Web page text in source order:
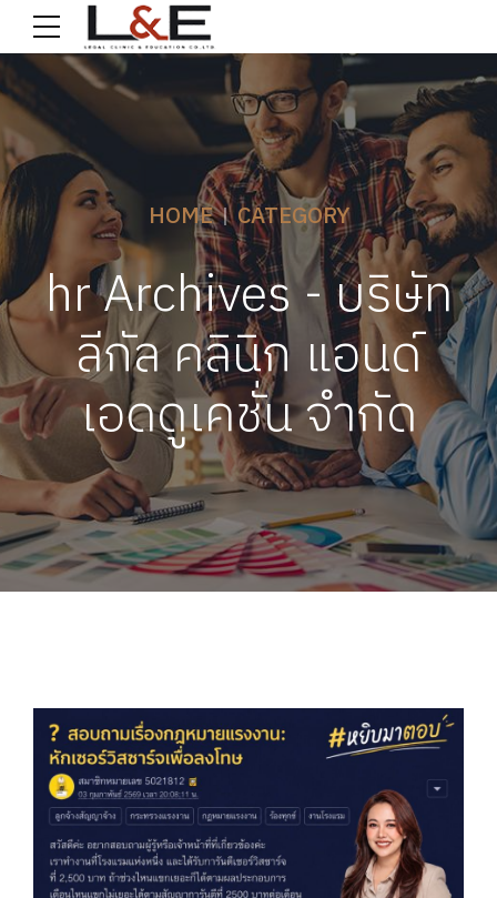
HOME CATEGORY
hr Archives - บริษัท
ลีกัล คลินิก แอนด์
เอดดูเคชั่น จำกัด